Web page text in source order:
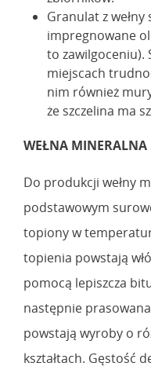
Granulat z wełny
impregnowane
to zawilgoceniu).
miejscach
nim również
że szczelina ma
WEŁNA MINERALNA
Do produkcji wełny
podstawowym
topiony w
topienia powstają
pomocą lepiszcza
następnie
powstają wyroby o
kształtach. Gęstość